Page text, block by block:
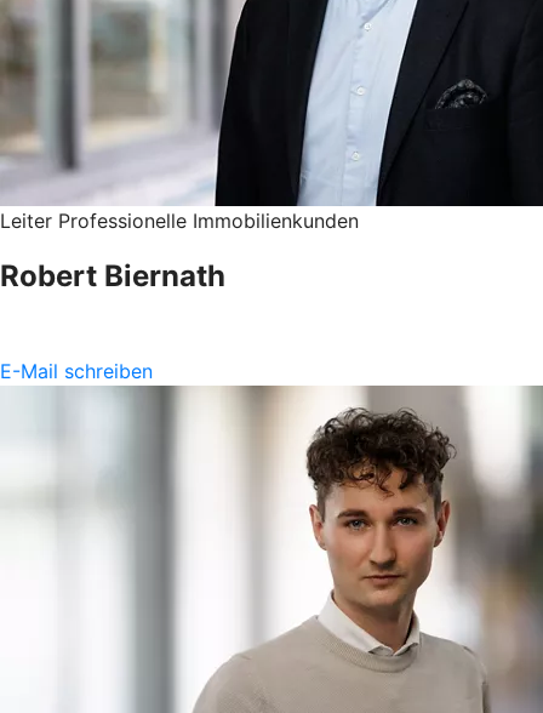
Leiter Professionelle Immobilienkunden
Robert Biernath
E-Mail schreiben